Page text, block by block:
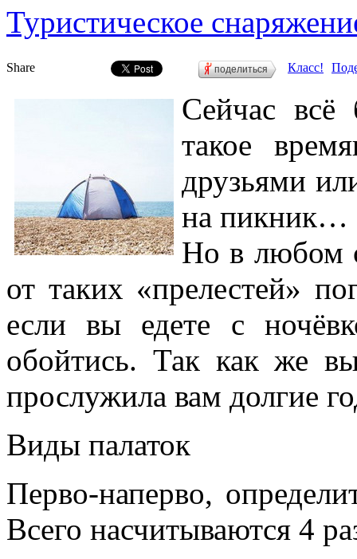
Туристическое
Share поделиться Класс!
Сейчас всё
такое
друзьями
на пикник…
Но в любом
от таких «прелестей»
если вы едете с
обойтись. Так как же
прослужила вам долгие
Виды палаток
Перво-наперво,
Всего насчитываются 4